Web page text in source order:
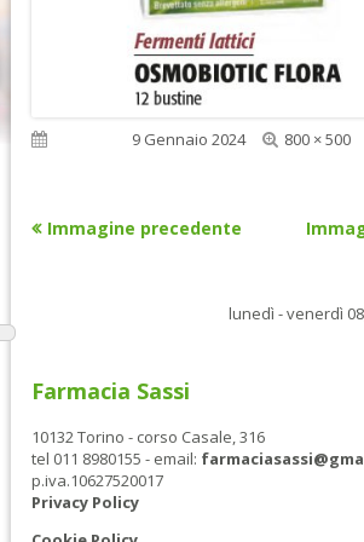
Pubblicato9 Gennaio 2024
Dimensione
800 × 500
Immagine precedente
lunedì - venerdì
Farmacia Sassi
10132 Torino - corso Casale, 316
tel 011 8980155 - email:
p.iva.10627520017
Privacy Policy